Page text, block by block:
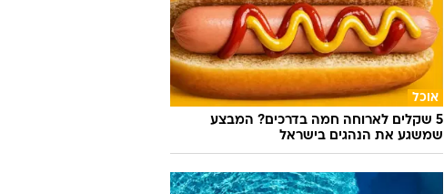
אוכל
5 שקלים לארוחה חמה בדרכים? המבצע
שמשגע את הנהגים בישראל